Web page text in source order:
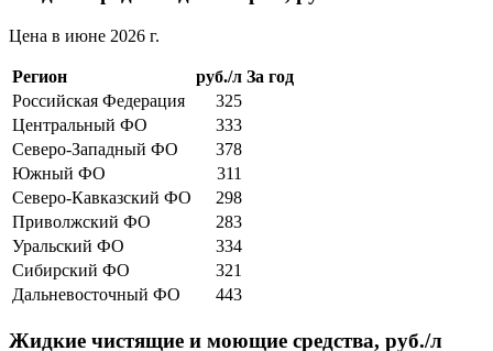
Цена в июне 2026 г.
Регион руб./л За год
Российская Федерация
325
Центральный ФО
333
Северо-Западный ФО
378
Южный ФО
311
Северо-Кавказский ФО
298
Приволжский ФО
283
Уральский ФО
334
Сибирский ФО
321
Дальневосточный ФО
443
Жидкие чистящие и моющие средства, руб./л